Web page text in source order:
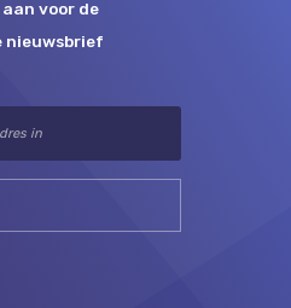
aan voor de
nieuwsbrief